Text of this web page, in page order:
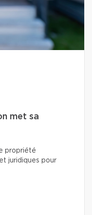
met sa
propriété
juridiques pour